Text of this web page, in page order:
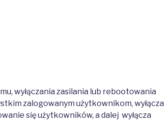
wyłączania zasilania lub rebootowania
zalogowanym użytkownikom, wyłącza
się użytkowników, a dalej wyłącza